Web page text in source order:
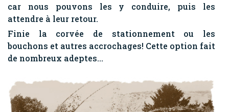
car nous pouvons les y conduire, puis les
attendre à leur retour.
Finie la corvée de stationnement ou les
bouchons et autres accrochages! Cette option fait
de nombreux adeptes...